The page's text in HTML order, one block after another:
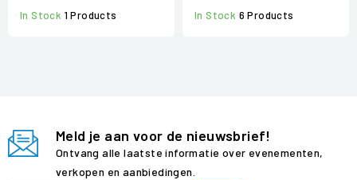
In Stock 1 Products In Stock 6 Products
Meld je aan voor de nieuwsbrief!
Ontvang alle laatste informatie over evenementen,
verkopen en aanbiedingen.